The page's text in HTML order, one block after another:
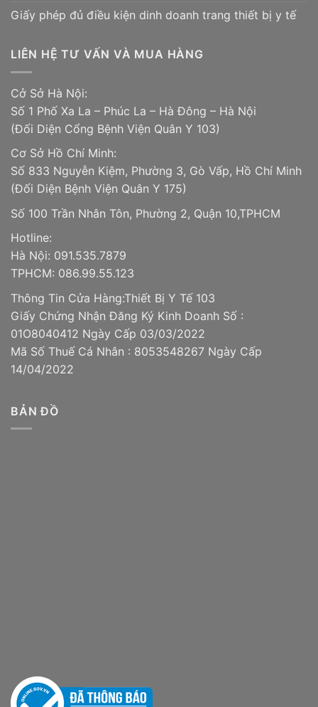
Giấy phép đủ điều kiện dinh doanh trang thiết bị y tế
LIÊN HỆ TƯ VẤN VÀ MUA HÀNG
Cở Sở Hà Nội:
Số 1 Phố Xa La – Phúc La – Hà Đông – Hà Nội
(Đối Diện Cổng Bệnh Viện Quân Y 103)
Cơ Sở Hồ Chí Minh:
Số 833 Nguyễn Kiệm, Phường 3, Gò Vấp, Hồ Chí Minh
(Đối Diện Bệnh Viện Quân Y 175)
Số 100 Trần Nhân Tôn, Phường 2, Quận 10,TPHCM
Hotline:
Hà Nội: 091.535.7879
TPHCM: 086.99.55.123
Thông Tin Cửa Hàng:Thiết Bị Y Tế 103
Giấy Chứng Nhận Đăng Ký Kinh Doanh Số :
01O8040412 Ngày Cấp 03/03/2022
Mã Số Thuế Cá Nhân : 8053548267 Ngày Cấp
14/04/2022
BẢN ĐỒ